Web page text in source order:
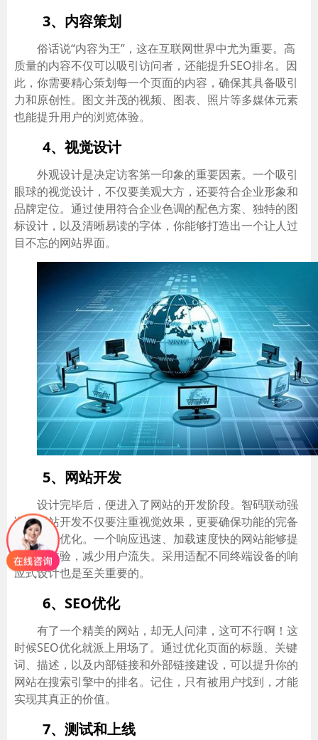
3、内容策划
俗话说“内容为王”，这在互联网世界中尤为重要。高
质量的内容不仅可以吸引访问者，还能提升SEO排名。因
此，你需要精心策划每一个页面的内容，确保其具备吸引
力和原创性。图文并茂的视频、图表、照片等多媒体元素
也能提升用户的浏览体验。
4、视觉设计
外观设计是决定访客第一印象的重要因素。一个吸引
眼球的视觉设计，不仅要美观大方，还要符合企业形象和
品牌定位。通过使用符合企业色调的配色方案、独特的图
标设计，以及清晰易读的字体，你能够打造出一个让人过
目不忘的网站界面。
5、网站开发
设计完毕后，便进入了网站的开发阶段。智码联动强
调，网站开发不仅要注重视觉效果，更要确保功能的完备
和代码的优化。一个响应迅速、加载速度快的网站能够提
升用户体验，减少用户流失。采用适配不同终端设备的响
应式设计也是至关重要的。
6、SEO优化
有了一个精美的网站，却无人问津，这可不行啊！这
时候SEO优化就派上用场了。通过优化页面的标题、关键
词、描述，以及内部链接和外部链接建设，可以提升你的
网站在搜索引擎中的排名。记住，只有被用户找到，才能
实现其真正的价值。
7、测试和上线